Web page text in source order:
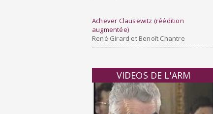
Achever Clausewitz (réédition
augmentée)
René Girard et Benoît Chantre
VIDEOS DE L'ARM